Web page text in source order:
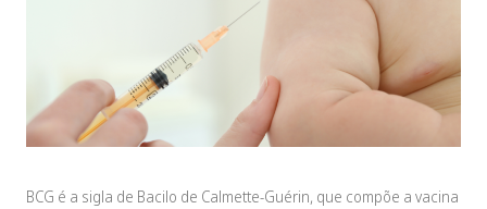
BCG é a sigla de Bacilo de Calmette-Guérin, que compõe a vacina